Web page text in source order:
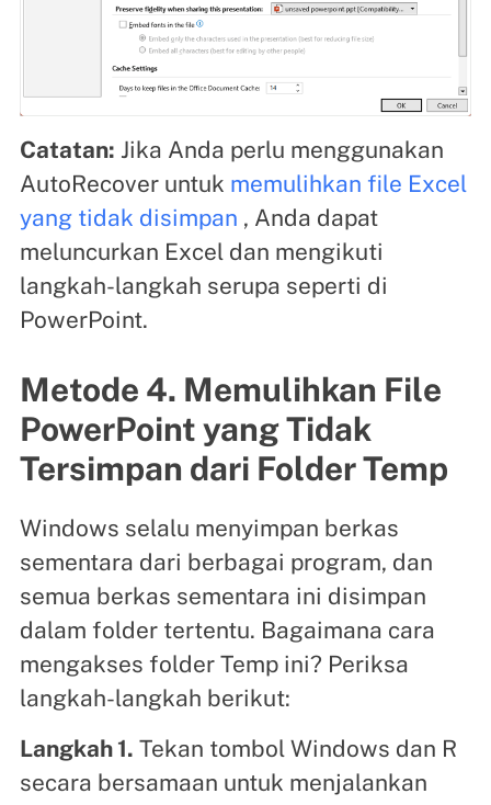
Catatan: Jika Anda perlu menggunakan
AutoRecover untuk memulihkan file Excel
yang tidak disimpan , Anda dapat
meluncurkan Excel dan mengikuti
langkah-langkah serupa seperti di
PowerPoint.
Metode 4. Memulihkan File
PowerPoint yang Tidak
Tersimpan dari Folder Temp
Windows selalu menyimpan berkas
sementara dari berbagai program, dan
semua berkas sementara ini disimpan
dalam folder tertentu. Bagaimana cara
mengakses folder Temp ini? Periksa
langkah-langkah berikut:
Langkah 1. Tekan tombol Windows dan R
secara bersamaan untuk menjalankan